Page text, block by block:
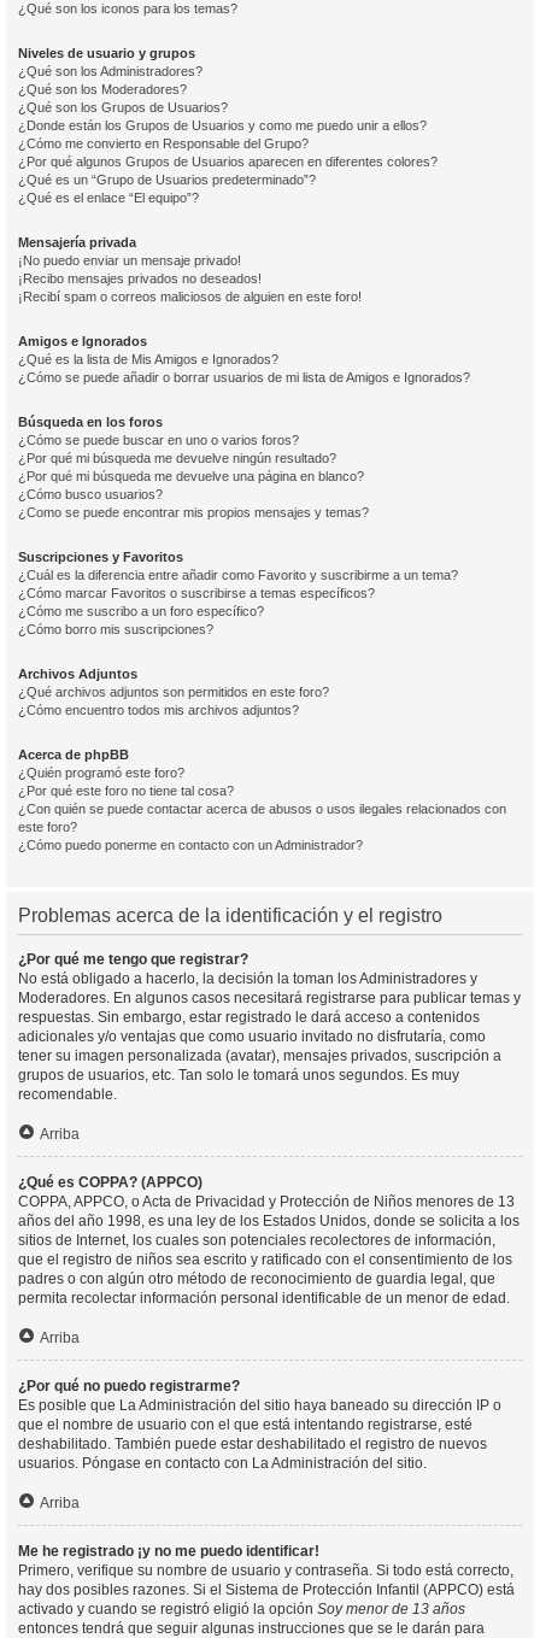
¿Qué son los iconos para los temas?
Niveles de usuario y grupos
¿Qué son los Administradores?
¿Qué son los Moderadores?
¿Qué son los Grupos de Usuarios?
¿Donde están los Grupos de Usuarios y como me puedo unir a ellos?
¿Cómo me convierto en Responsable del Grupo?
¿Por qué algunos Grupos de Usuarios aparecen en diferentes colores?
¿Qué es un “Grupo de Usuarios predeterminado”?
¿Qué es el enlace “El equipo”?
Mensajería privada
¡No puedo enviar un mensaje privado!
¡Recibo mensajes privados no deseados!
¡Recibí spam o correos maliciosos de alguien en este foro!
Amigos e Ignorados
¿Qué es la lista de Mis Amigos e Ignorados?
¿Cómo se puede añadir o borrar usuarios de mi lista de Amigos e Ignorados?
Búsqueda en los foros
¿Cómo se puede buscar en uno o varios foros?
¿Por qué mi búsqueda me devuelve ningún resultado?
¿Por qué mi búsqueda me devuelve una página en blanco?
¿Cómo busco usuarios?
¿Como se puede encontrar mis propios mensajes y temas?
Suscripciones y Favoritos
¿Cuál es la diferencia entre añadir como Favorito y suscribirme a un tema?
¿Cómo marcar Favoritos o suscribirse a temas específicos?
¿Cómo me suscribo a un foro específico?
¿Cómo borro mis suscripciones?
Archivos Adjuntos
¿Qué archivos adjuntos son permitidos en este foro?
¿Cómo encuentro todos mis archivos adjuntos?
Acerca de phpBB
¿Quién programó este foro?
¿Por qué este foro no tiene tal cosa?
¿Con quién se puede contactar acerca de abusos o usos ilegales relacionados con
este foro?
¿Cómo puedo ponerme en contacto con un Administrador?
Problemas acerca de la identificación y el registro
¿Por qué me tengo que registrar?
No está obligado a hacerlo, la decisión la toman los Administradores y
Moderadores. En algunos casos necesitará registrarse para publicar temas y
respuestas. Sin embargo, estar registrado le dará acceso a contenidos
adicionales y/o ventajas que como usuario invitado no disfrutaría, como
tener su imagen personalizada (avatar), mensajes privados, suscripción a
grupos de usuarios, etc. Tan solo le tomará unos segundos. Es muy
recomendable.
Arriba
¿Qué es COPPA? (APPCO)
COPPA, APPCO, o Acta de Privacidad y Protección de Niños menores de 13
años del año 1998, es una ley de los Estados Unidos, donde se solicita a los
sitios de Internet, los cuales son potenciales recolectores de información,
que el registro de niños sea escrito y ratificado con el consentimiento de los
padres o con algún otro método de reconocimiento de guardia legal, que
permita recolectar información personal identificable de un menor de edad.
Arriba
¿Por qué no puedo registrarme?
Es posible que La Administración del sitio haya baneado su dirección IP o
que el nombre de usuario con el que está intentando registrarse, esté
deshabilitado. También puede estar deshabilitado el registro de nuevos
usuarios. Póngase en contacto con La Administración del sitio.
Arriba
Me he registrado ¡y no me puedo identificar!
Primero, verifique su nombre de usuario y contraseña. Si todo está correcto,
hay dos posibles razones. Si el Sistema de Protección Infantil (APPCO) está
activado y cuando se registró eligió la opción Soy menor de 13 años
entonces tendrá que seguir algunas instrucciones que se le darán para